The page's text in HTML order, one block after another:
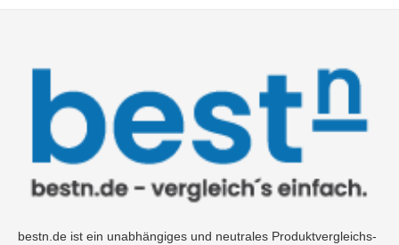
bestn.de ist ein unabhängiges und neutrales Produktvergleichs-